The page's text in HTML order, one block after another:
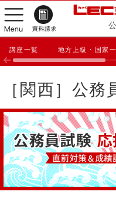
講座一覧 地方上級・国家
［関西］公